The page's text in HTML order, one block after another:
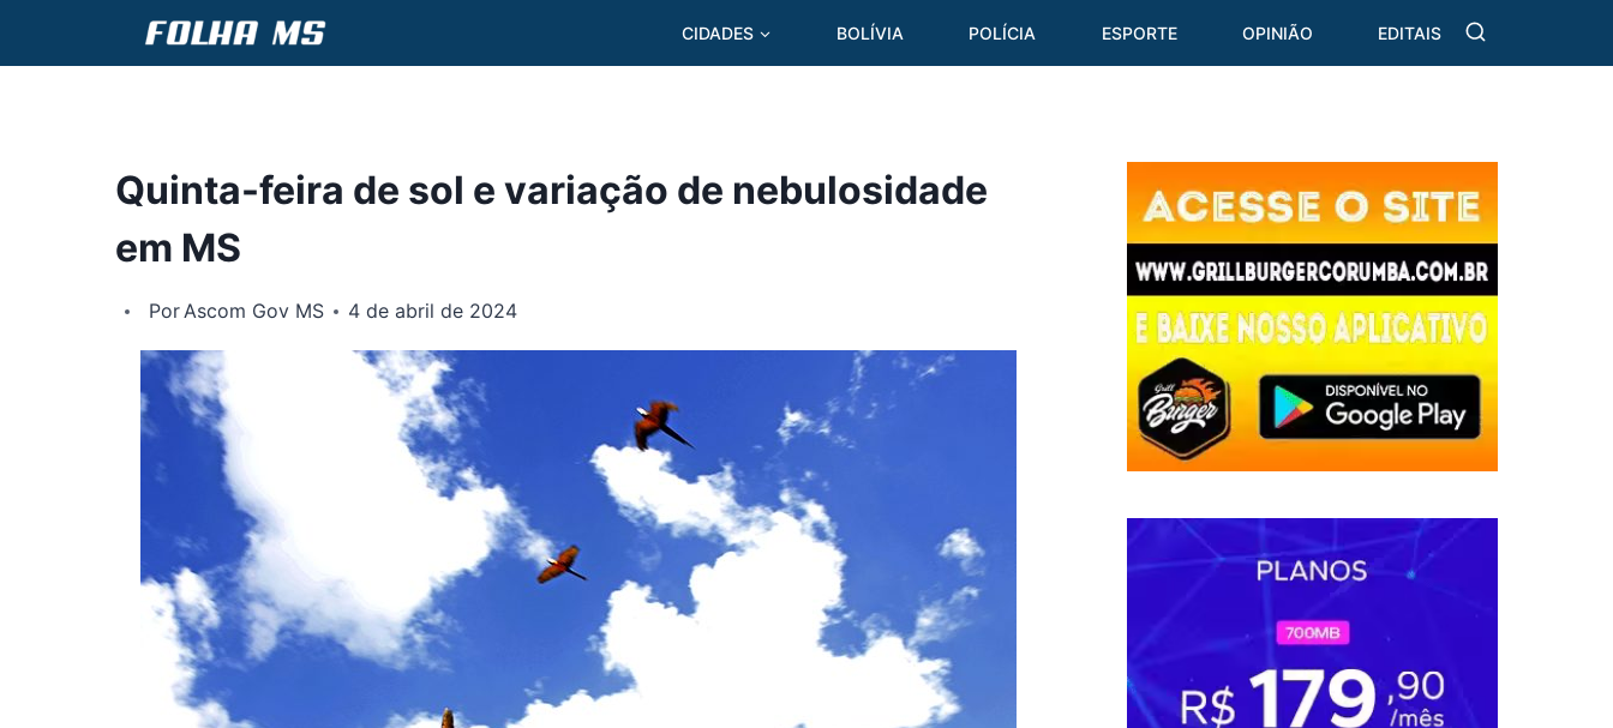
CIDADES BOLÍVIA POLÍCIA ESPORTE OPINIÃO EDITAIS
Quinta-feira de sol e variação de nebulosidade
em MS
PorAscom Gov MS 4 de abril de 2024